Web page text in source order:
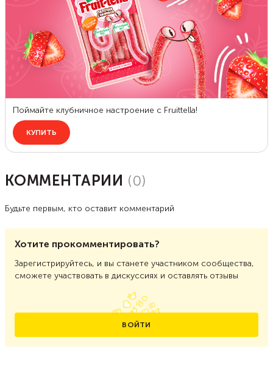
КОММЕНТАРИИ (0)
Будьте первым, кто оставит комментарий
Хотите прокомментировать?
Зарегистрируйтесь, и вы станете участником сообщества,
сможете участвовать в дискуссиях и оставлять отзывы
ВОЙТИ